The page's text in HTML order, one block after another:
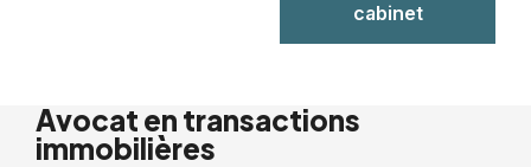
cabinet
Avocat en transactions
immobilières